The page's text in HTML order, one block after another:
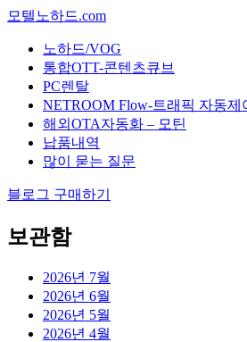
모텔노하드.com
노하드/VOG
통합OTT-콘텐츠큐브
PC렌탈
NETROOM Flow-트래픽 자동제
해외OTA자동화 – 모틴
납품내역
많이 묻는 질문
블로그 구매하기
보관함
2026년 7월
2026년 6월
2026년 5월
2026년 4월